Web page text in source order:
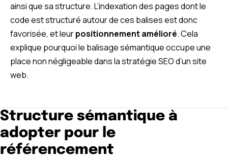
ainsi que sa structure. L’indexation des pages dont le
code est structuré autour de ces balises est donc
favorisée, et leurpositionnement amélioré. Cela
explique pourquoi le balisage sémantique occupe une
place non négligeable dans la stratégie SEO d’un site
web.
Structure sémantique à
adopter pour le
référencement